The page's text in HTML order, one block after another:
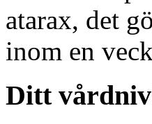
atarax, det
inom en
Ditt